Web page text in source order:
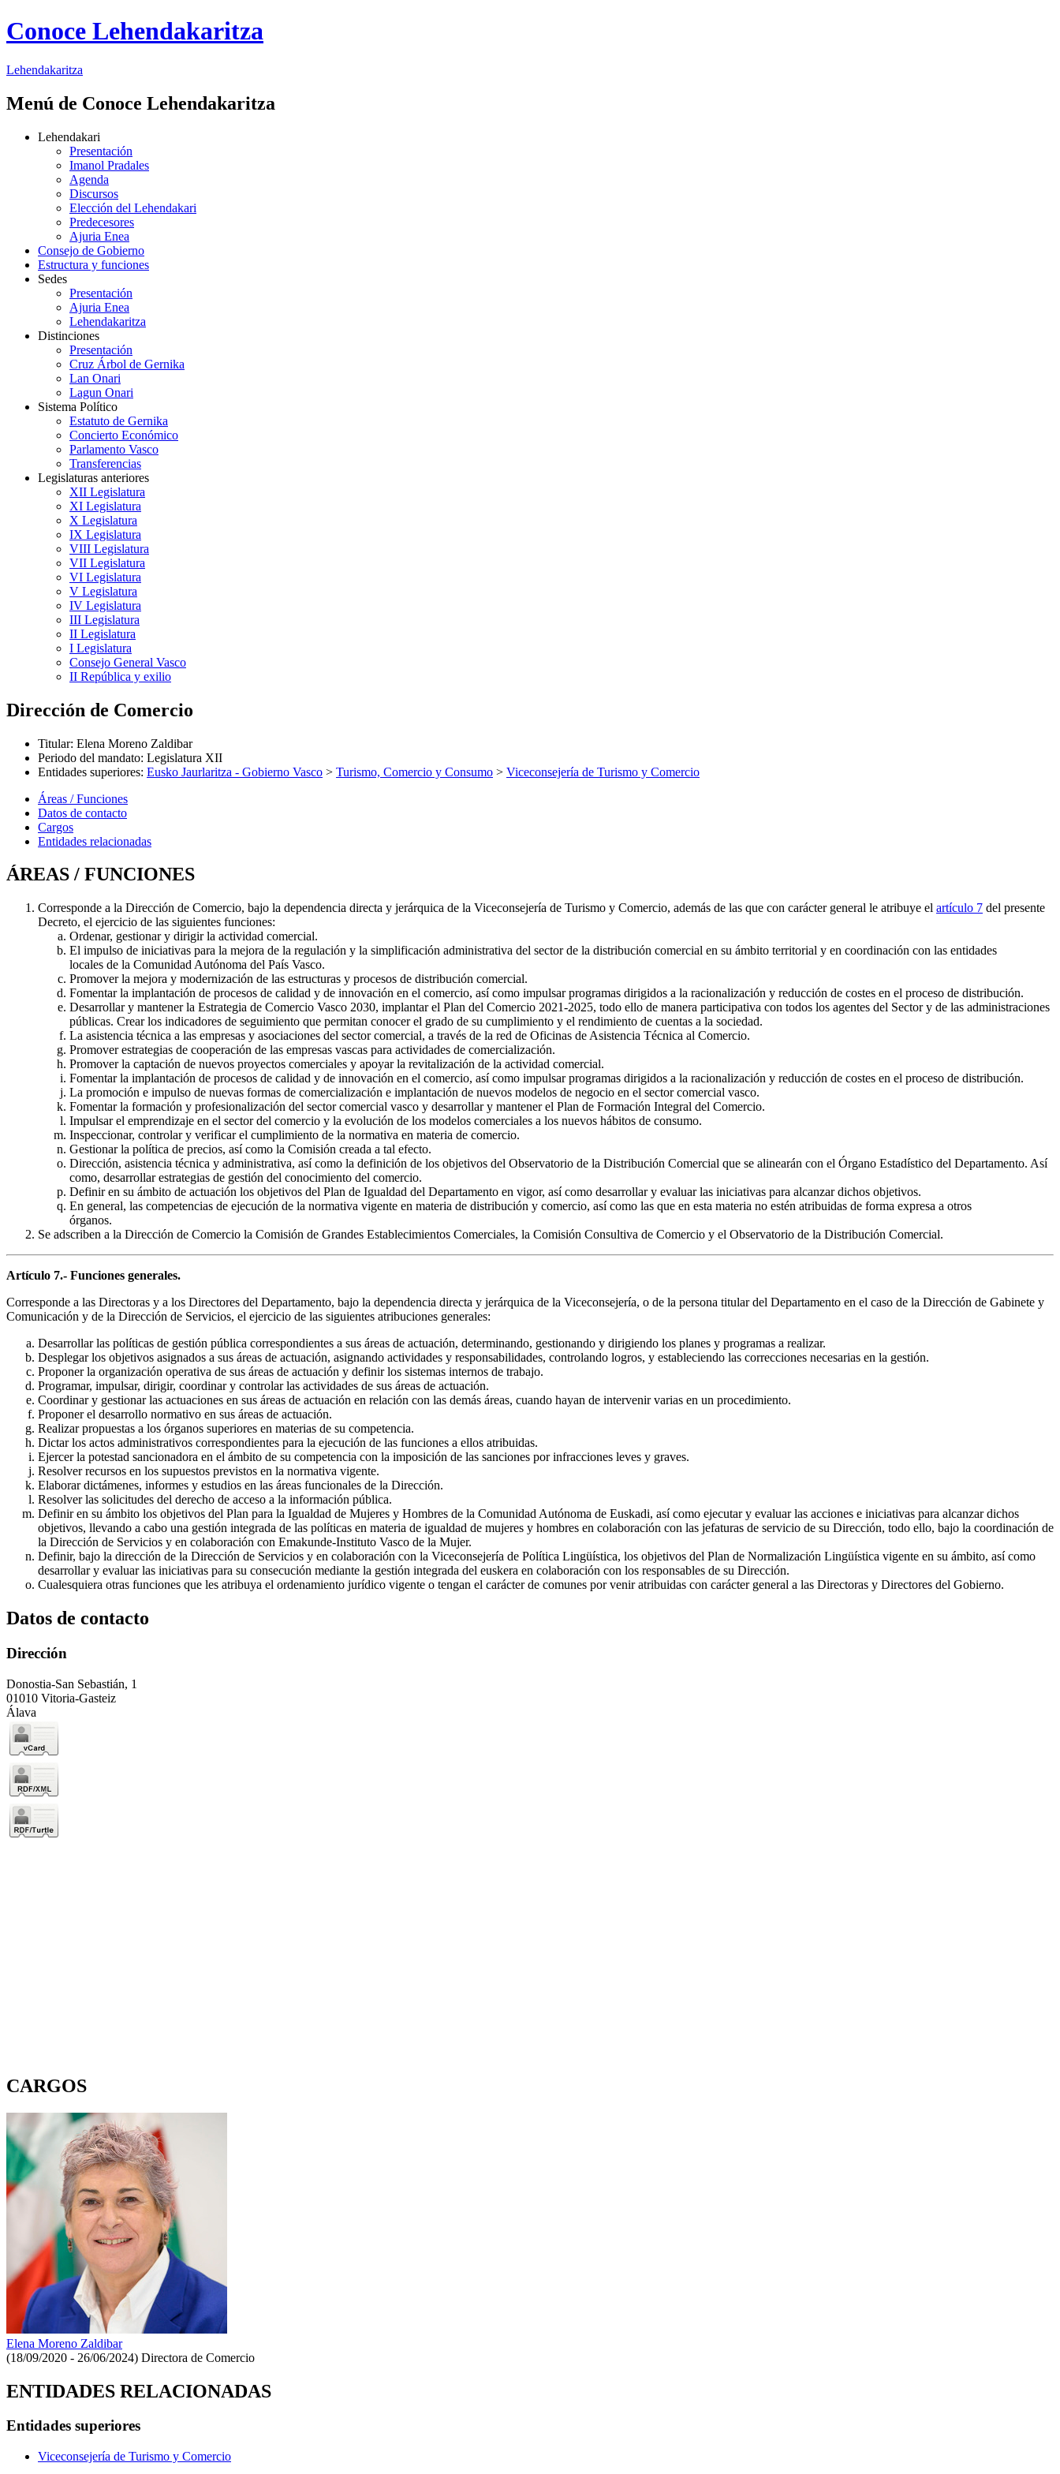
Conoce Lehendakaritza
Lehendakaritza
Menú de Conoce Lehendakaritza
Lehendakari
Presentación
Imanol Pradales
Agenda
Discursos
Elección del Lehendakari
Predecesores
Ajuria Enea
Consejo de Gobierno
Estructura y funciones
Sedes
Presentación
Ajuria Enea
Lehendakaritza
Distinciones
Presentación
Cruz Árbol de Gernika
Lan Onari
Lagun Onari
Sistema Político
Estatuto de Gernika
Concierto Económico
Parlamento Vasco
Transferencias
Legislaturas anteriores
XII Legislatura
XI Legislatura
X Legislatura
IX Legislatura
VIII Legislatura
VII Legislatura
VI Legislatura
V Legislatura
IV Legislatura
III Legislatura
II Legislatura
I Legislatura
Consejo General Vasco
II República y exilio
Dirección de Comercio
Titular: Elena Moreno Zaldibar
Periodo del mandato: Legislatura XII
Entidades superiores: Eusko Jaurlaritza - Gobierno Vasco > Turismo, Comercio y Consumo > Viceconsejería de Turismo y Comercio
Áreas / Funciones
Datos de contacto
Cargos
Entidades relacionadas
ÁREAS / FUNCIONES
Corresponde a la Dirección de Comercio, bajo la dependencia directa y jerárquica de la Viceconsejería de Turismo y Comercio, además de las que con carácter general le atribuye el artículo 7 del presente
Decreto, el ejercicio de las siguientes funciones:
Ordenar, gestionar y dirigir la actividad comercial.
El impulso de iniciativas para la mejora de la regulación y la simplificación administrativa del sector de la distribución comercial en su ámbito territorial y en coordinación con las entidades
locales de la Comunidad Autónoma del País Vasco.
Promover la mejora y modernización de las estructuras y procesos de distribución comercial.
Fomentar la implantación de procesos de calidad y de innovación en el comercio, así como impulsar programas dirigidos a la racionalización y reducción de costes en el proceso de distribución.
Desarrollar y mantener la Estrategia de Comercio Vasco 2030, implantar el Plan del Comercio 2021-2025, todo ello de manera participativa con todos los agentes del Sector y de las administraciones
públicas. Crear los indicadores de seguimiento que permitan conocer el grado de su cumplimiento y el rendimiento de cuentas a la sociedad.
La asistencia técnica a las empresas y asociaciones del sector comercial, a través de la red de Oficinas de Asistencia Técnica al Comercio.
Promover estrategias de cooperación de las empresas vascas para actividades de comercialización.
Promover la captación de nuevos proyectos comerciales y apoyar la revitalización de la actividad comercial.
Fomentar la implantación de procesos de calidad y de innovación en el comercio, así como impulsar programas dirigidos a la racionalización y reducción de costes en el proceso de distribución.
La promoción e impulso de nuevas formas de comercialización e implantación de nuevos modelos de negocio en el sector comercial vasco.
Fomentar la formación y profesionalización del sector comercial vasco y desarrollar y mantener el Plan de Formación Integral del Comercio.
Impulsar el emprendizaje en el sector del comercio y la evolución de los modelos comerciales a los nuevos hábitos de consumo.
Inspeccionar, controlar y verificar el cumplimiento de la normativa en materia de comercio.
Gestionar la política de precios, así como la Comisión creada a tal efecto.
Dirección, asistencia técnica y administrativa, así como la definición de los objetivos del Observatorio de la Distribución Comercial que se alinearán con el Órgano Estadístico del Departamento. Así
como, desarrollar estrategias de gestión del conocimiento del comercio.
Definir en su ámbito de actuación los objetivos del Plan de Igualdad del Departamento en vigor, así como desarrollar y evaluar las iniciativas para alcanzar dichos objetivos.
En general, las competencias de ejecución de la normativa vigente en materia de distribución y comercio, así como las que en esta materia no estén atribuidas de forma expresa a otros
órganos.
Se adscriben a la Dirección de Comercio la Comisión de Grandes Establecimientos Comerciales, la Comisión Consultiva de Comercio y el Observatorio de la Distribución Comercial.
Artículo 7.- Funciones generales.
Corresponde a las Directoras y a los Directores del Departamento, bajo la dependencia directa y jerárquica de la Viceconsejería, o de la persona titular del Departamento en el caso de la Dirección de Gabinete y
Comunicación y de la Dirección de Servicios, el ejercicio de las siguientes atribuciones generales:
Desarrollar las políticas de gestión pública correspondientes a sus áreas de actuación, determinando, gestionando y dirigiendo los planes y programas a realizar.
Desplegar los objetivos asignados a sus áreas de actuación, asignando actividades y responsabilidades, controlando logros, y estableciendo las correcciones necesarias en la gestión.
Proponer la organización operativa de sus áreas de actuación y definir los sistemas internos de trabajo.
Programar, impulsar, dirigir, coordinar y controlar las actividades de sus áreas de actuación.
Coordinar y gestionar las actuaciones en sus áreas de actuación en relación con las demás áreas, cuando hayan de intervenir varias en un procedimiento.
Proponer el desarrollo normativo en sus áreas de actuación.
Realizar propuestas a los órganos superiores en materias de su competencia.
Dictar los actos administrativos correspondientes para la ejecución de las funciones a ellos atribuidas.
Ejercer la potestad sancionadora en el ámbito de su competencia con la imposición de las sanciones por infracciones leves y graves.
Resolver recursos en los supuestos previstos en la normativa vigente.
Elaborar dictámenes, informes y estudios en las áreas funcionales de la Dirección.
Resolver las solicitudes del derecho de acceso a la información pública.
Definir en su ámbito los objetivos del Plan para la Igualdad de Mujeres y Hombres de la Comunidad Autónoma de Euskadi, así como ejecutar y evaluar las acciones e iniciativas para alcanzar dichos
objetivos, llevando a cabo una gestión integrada de las políticas en materia de igualdad de mujeres y hombres en colaboración con las jefaturas de servicio de su Dirección, todo ello, bajo la coordinación de
la Dirección de Servicios y en colaboración con Emakunde-Instituto Vasco de la Mujer.
Definir, bajo la dirección de la Dirección de Servicios y en colaboración con la Viceconsejería de Política Lingüística, los objetivos del Plan de Normalización Lingüística vigente en su ámbito, así como
desarrollar y evaluar las iniciativas para su consecución mediante la gestión integrada del euskera en colaboración con los responsables de su Dirección.
Cualesquiera otras funciones que les atribuya el ordenamiento jurídico vigente o tengan el carácter de comunes por venir atribuidas con carácter general a las Directoras y Directores del Gobierno.
Datos de contacto
Dirección
Donostia-San Sebastián, 1
01010 Vitoria-Gasteiz
Álava
CARGOS
Elena Moreno Zaldibar
(18/09/2020 - 26/06/2024) Directora de Comercio
ENTIDADES RELACIONADAS
Entidades superiores
Viceconsejería de Turismo y Comercio